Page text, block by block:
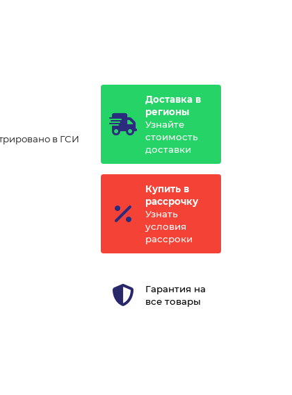
в ГСИ
Доставка в
регионы
Узнайте
стоимость
доставки
Купить в
рассрочку
Узнать
условия
рассроки
Гарантия на
все товары